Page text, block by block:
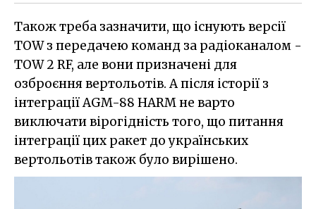
Також треба зазначити, що існують версії
TOW з передачею команд за радіоканалом -
TOW 2 RF, але вони призначені для
озброєння вертольотів. А після історії з
інтеграції AGM-88 HARM не варто
виключати вірогідність того, що питання
інтеграції цих ракет до українських
вертольотів також було вирішено.